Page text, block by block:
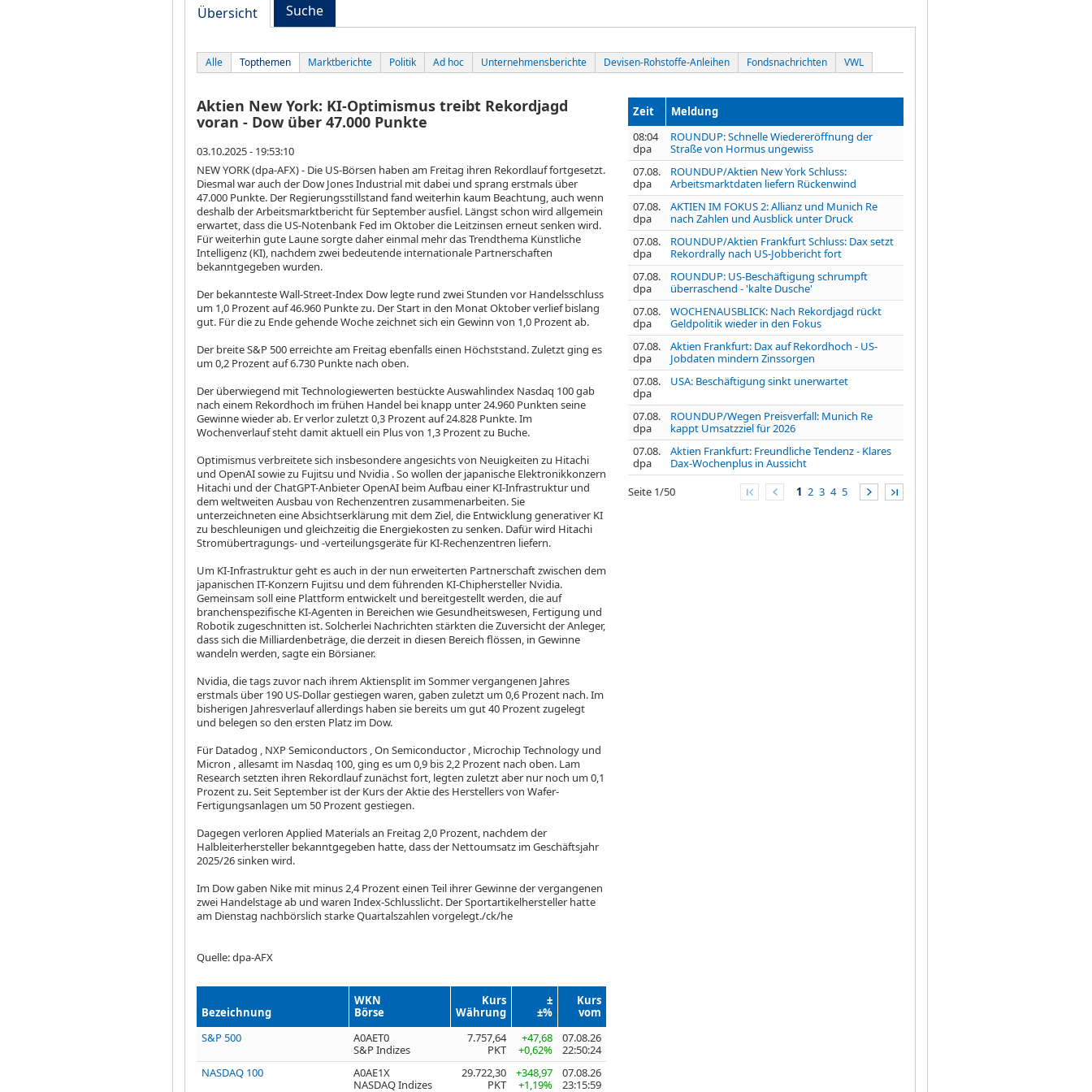
Übersicht Suche
Alle Topthemen Marktberichte Politik Ad hoc Unternehmensberichte Devisen-Rohstoffe-Anleihen Fondsnachrichten VWL
Aktien New York: KI-Optimismus treibt Rekordjagd
voran - Dow über 47.000 Punkte
03.10.2025 - 19:53:10
NEW YORK (dpa-AFX) - Die US-Börsen haben am Freitag ihren Rekordlauf fortgesetzt.
Diesmal war auch der Dow Jones Industrial mit dabei und sprang erstmals über
47.000 Punkte. Der Regierungsstillstand fand weiterhin kaum Beachtung, auch wenn
deshalb der Arbeitsmarktbericht für September ausfiel. Längst schon wird allgemein
erwartet, dass die US-Notenbank Fed im Oktober die Leitzinsen erneut senken wird.
Für weiterhin gute Laune sorgte daher einmal mehr das Trendthema Künstliche
Intelligenz (KI), nachdem zwei bedeutende internationale Partnerschaften
bekanntgegeben wurden.
Der bekannteste Wall-Street-Index Dow legte rund zwei Stunden vor Handelsschluss
um 1,0 Prozent auf 46.960 Punkte zu. Der Start in den Monat Oktober verlief bislang
gut. Für die zu Ende gehende Woche zeichnet sich ein Gewinn von 1,0 Prozent ab.
Der breite S&P 500erreichte am Freitag ebenfalls einen Höchststand. Zuletzt ging es
um 0,2 Prozent auf 6.730 Punkte nach oben.
Der überwiegend mit Technologiewerten bestückte Auswahlindex Nasdaq 100gab
nach einem Rekordhoch im frühen Handel bei knapp unter 24.960 Punkten seine
Gewinne wieder ab. Er verlor zuletzt 0,3 Prozent auf 24.828 Punkte. Im
Wochenverlauf steht damit aktuell ein Plus von 1,3 Prozent zu Buche.
Optimismus verbreitete sich insbesondere angesichts von Neuigkeiten zu Hitachi
und OpenAI sowie zu Fujitsu und Nvidia . So wollen der japanische Elektronikkonzern
Hitachi und der ChatGPT-Anbieter OpenAI beim Aufbau einer KI-Infrastruktur und
dem weltweiten Ausbau von Rechenzentren zusammenarbeiten. Sie
unterzeichneten eine Absichtserklärung mit dem Ziel, die Entwicklung generativer KI
zu beschleunigen und gleichzeitig die Energiekosten zu senken. Dafür wird Hitachi
Stromübertragungs- und -verteilungsgeräte für KI-Rechenzentren liefern.
Um KI-Infrastruktur geht es auch in der nun erweiterten Partnerschaft zwischen dem
japanischen IT-Konzern Fujitsu und dem führenden KI-Chiphersteller Nvidia.
Gemeinsam soll eine Plattform entwickelt und bereitgestellt werden, die auf
branchenspezifische KI-Agenten in Bereichen wie Gesundheitswesen, Fertigung und
Robotik zugeschnitten ist. Solcherlei Nachrichten stärkten die Zuversicht der Anleger,
dass sich die Milliardenbeträge, die derzeit in diesen Bereich flössen, in Gewinne
wandeln werden, sagte ein Börsianer.
Nvidia, die tags zuvor nach ihrem Aktiensplit im Sommer vergangenen Jahres
erstmals über 190 US-Dollar gestiegen waren, gaben zuletzt um 0,6 Prozent nach. Im
bisherigen Jahresverlauf allerdings haben sie bereits um gut 40 Prozent zugelegt
und belegen so den ersten Platz im Dow.
Für Datadog , NXP Semiconductors , On Semiconductor , Microchip Technology und
Micron , allesamt im Nasdaq 100, ging es um 0,9 bis 2,2 Prozent nach oben. Lam
Research setzten ihren Rekordlauf zunächst fort, legten zuletzt aber nur noch um 0,1
Prozent zu. Seit September ist der Kurs der Aktie des Herstellers von Wafer-
Fertigungsanlagen um 50 Prozent gestiegen.
Dagegen verloren Applied Materialsan Freitag 2,0 Prozent, nachdem der
Halbleiterhersteller bekanntgegeben hatte, dass der Nettoumsatz im Geschäftsjahr
2025/26 sinken wird.
Im Dow gaben Nike mit minus 2,4 Prozent einen Teil ihrer Gewinne der vergangenen
zwei Handelstage ab und waren Index-Schlusslicht. Der Sportartikelhersteller hatte
am Dienstag nachbörslich starke Quartalszahlen vorgelegt./ck/he
Quelle: dpa-AFX
Bezeichnung
WKN
Börse
Kurs
Währung
±
±%
Kurs
vom
S&P 500
A0AET0
S&P Indizes
7.757,64
PKT
+47,68
+0,62%
07.08.26
22:50:24
NASDAQ 100
A0AE1X
NASDAQ Indizes
29.722,30
PKT
+348,97
+1,19%
07.08.26
23:15:59
Zeit
Meldung
08:04
dpa
ROUNDUP: Schnelle Wiedereröffnung der
Straße von Hormus ungewiss
07.08.
dpa
ROUNDUP/Aktien New York Schluss:
Arbeitsmarktdaten liefern Rückenwind
07.08.
dpa
AKTIEN IM FOKUS 2: Allianz und Munich Re
nach Zahlen und Ausblick unter Druck
07.08.
dpa
ROUNDUP/Aktien Frankfurt Schluss: Dax setzt
Rekordrally nach US-Jobbericht fort
07.08.
dpa
ROUNDUP: US-Beschäftigung schrumpft
überraschend - 'kalte Dusche'
07.08.
dpa
WOCHENAUSBLICK: Nach Rekordjagd rückt
Geldpolitik wieder in den Fokus
07.08.
dpa
Aktien Frankfurt: Dax auf Rekordhoch - US-
Jobdaten mindern Zinssorgen
07.08.
dpa
USA: Beschäftigung sinkt unerwartet
07.08.
dpa
ROUNDUP/Wegen Preisverfall: Munich Re
kappt Umsatzziel für 2026
07.08.
dpa
Aktien Frankfurt: Freundliche Tendenz - Klares
Dax-Wochenplus in Aussicht
Seite 1/50 1 2 3 4 5